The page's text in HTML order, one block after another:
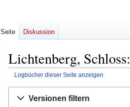
Lichtenberg,
Logbücher dieser Seite anzeigen
Navigation
Suche
Versionen filtern
Seite Diskussion